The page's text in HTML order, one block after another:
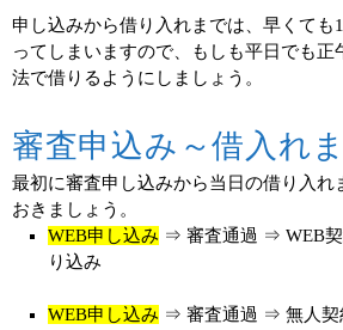
申し込みから借り入れまでは、早くても
ってしまいますので、もしも平日でも正
法で借りるようにしましょう。
審査申込み～借入れ
最初に審査申し込みから当日の借り入れ
おきましょう。
WEB申し込み ⇒ 審査通過 ⇒ WEB
り込み
WEB申し込み ⇒ 審査通過 ⇒ 無人契